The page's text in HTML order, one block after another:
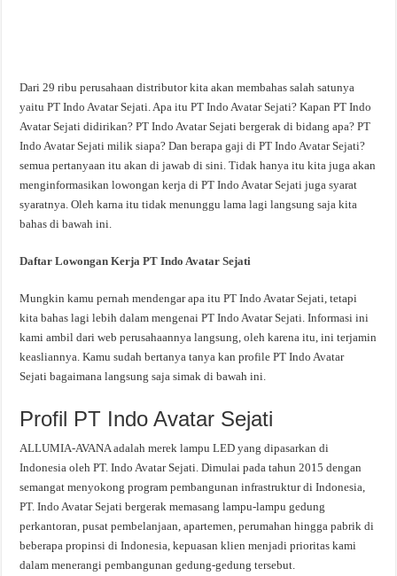
Dari 29 ribu perusahaan distributor kita akan membahas salah satunya
yaitu PT Indo Avatar Sejati. Apa itu PT Indo Avatar Sejati? Kapan PT Indo
Avatar Sejati didirikan? PT Indo Avatar Sejati bergerak di bidang apa? PT
Indo Avatar Sejati milik siapa? Dan berapa gaji di PT Indo Avatar Sejati?
semua pertanyaan itu akan di jawab di sini. Tidak hanya itu kita juga akan
menginformasikan lowongan kerja di PT Indo Avatar Sejati juga syarat
syaratnya. Oleh karna itu tidak menunggu lama lagi langsung saja kita
bahas di bawah ini.
Daftar Lowongan Kerja PT Indo Avatar Sejati
Mungkin kamu pernah mendengar apa itu PT Indo Avatar Sejati, tetapi
kita bahas lagi lebih dalam mengenai PT Indo Avatar Sejati. Informasi ini
kami ambil dari web perusahaannya langsung, oleh karena itu, ini terjamin
keasliannya. Kamu sudah bertanya tanya kan profile PT Indo Avatar
Sejati bagaimana langsung saja simak di bawah ini.
Profil PT Indo Avatar Sejati
ALLUMIA-AVANA adalah merek lampu LED yang dipasarkan di
Indonesia oleh PT. Indo Avatar Sejati. Dimulai pada tahun 2015 dengan
semangat menyokong program pembangunan infrastruktur di Indonesia,
PT. Indo Avatar Sejati bergerak memasang lampu-lampu gedung
perkantoran, pusat pembelanjaan, apartemen, perumahan hingga pabrik di
beberapa propinsi di Indonesia, kepuasan klien menjadi prioritas kami
dalam menerangi pembangunan gedung-gedung tersebut.